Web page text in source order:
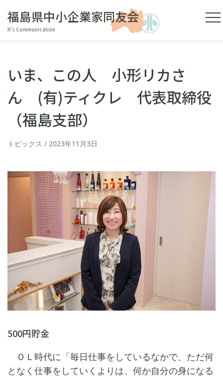
福島県中小企業家同友会
It's Communication
いま、この人 小形リカさ
ん (有)ティクレ 代表取締役
（福島支部）
トピックス 2023年11月3日
500円貯金
ＯＬ時代に「毎日仕事をしているなかで、ただ何
となく仕事をしていくよりは、何か自分の身になる